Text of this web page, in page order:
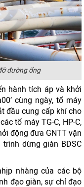
đường ống
hành tích áp và khởi
cùng ngày, tổ máy
đầu cung cấp khí cho
tổ máy TG-C, HP-C,
động đưa GNTT vận
dừng giàn BDSC
nhàng của các bộ
đạo giàn, sự chỉ đạo